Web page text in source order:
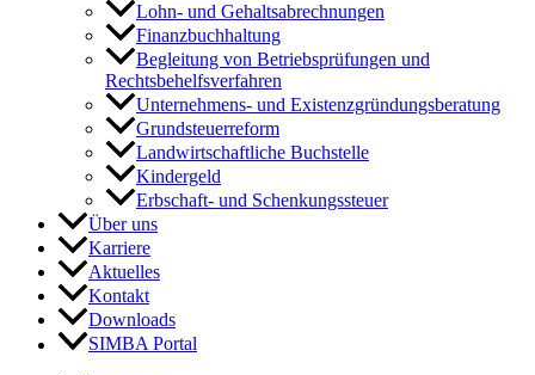
Lohn- und Gehaltsabrechnungen
Finanzbuchhaltung
Begleitung von Betriebsprüfungen und
Rechtsbehelfsverfahren
Unternehmens- und Existenzgründungsberatung
Grundsteuerreform
Landwirtschaftliche Buchstelle
Kindergeld
Erbschaft- und Schenkungssteuer
Über uns
Karriere
Aktuelles
Kontakt
Downloads
SIMBA Portal